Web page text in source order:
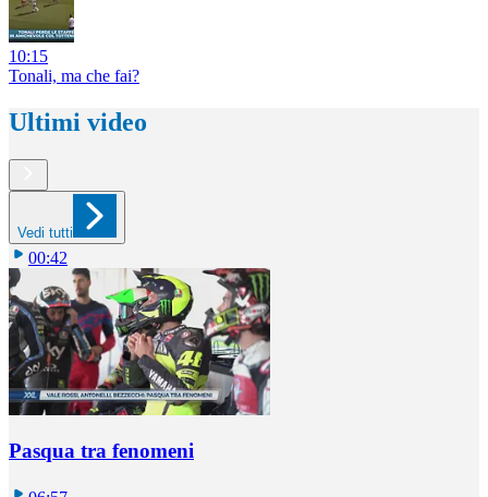
10:15
Tonali, ma che fai?
Ultimi video
Vedi tutti
00:42
Pasqua tra fenomeni